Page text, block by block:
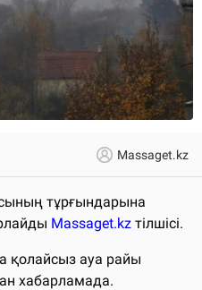
Massaget.kz
тұрғындарына
Massaget.kz тілшісі.
қолайсыз ауа райы
хабарламада.